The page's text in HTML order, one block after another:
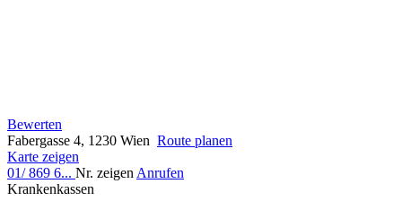
Bewerten
Fabergasse 4, 1230 Wien Route planen
Karte zeigen
01/ 869 6... Nr. zeigen Anrufen
Krankenkassen